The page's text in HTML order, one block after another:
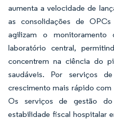
aumenta a velocidade de
as consolidações de
agilizam o
laboratório central,
concentrem na ciência do
saudáveis. Por serviços
crescimento mais rápido com
Os serviços de gestão
estabilidade fiscal hospitalar